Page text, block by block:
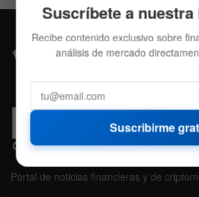
Portal de noticias financieras y de
Suscríbete a
Recibe contenido exclusivo sobre
análisis de mercado
Suscribirme